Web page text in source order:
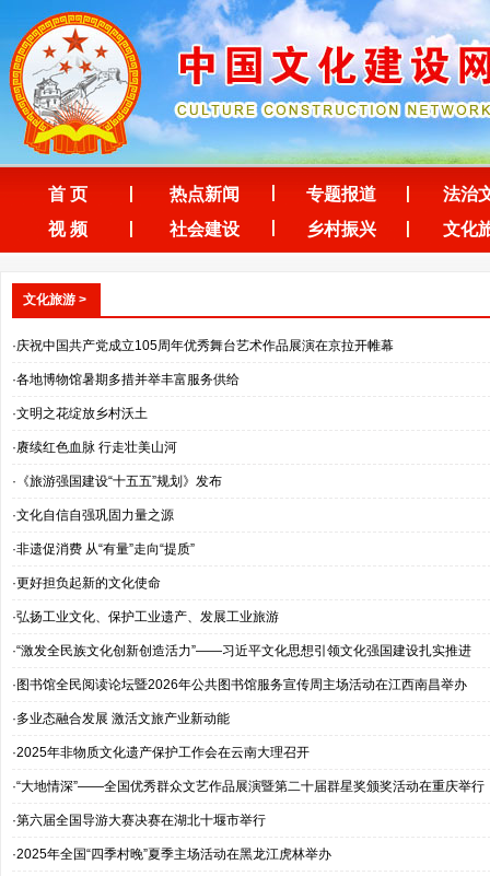
首 页 热点新闻 专题报道
法治
视 频
社会建设 乡村振兴 文化
文化旅游 >
·庆祝中国共产党成立105周年优秀舞台艺术作品展演在京拉开帷幕
·各地博物馆暑期多措并举丰富服务供给
·文明之花绽放乡村沃土
·赓续红色血脉 行走壮美山河
·《旅游强国建设“十五五”规划》发布
·文化自信自强巩固力量之源
·非遗促消费 从“有量”走向“提质”
·更好担负起新的文化使命
·弘扬工业文化、保护工业遗产、发展工业旅游
·“激发全民族文化创新创造活力”——习近平文化思想引领文化强国建设扎实推进
·图书馆全民阅读论坛暨2026年公共图书馆服务宣传周主场活动在江西南昌举办
·多业态融合发展 激活文旅产业新动能
·2025年非物质文化遗产保护工作会在云南大理召开
·“大地情深”——全国优秀群众文艺作品展演暨第二十届群星奖颁奖活动在重庆举行
·第六届全国导游大赛决赛在湖北十堰市举行
·2025年全国“四季村晚”夏季主场活动在黑龙江虎林举办